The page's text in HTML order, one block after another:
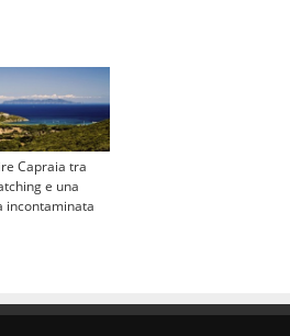
Capraia tra
e una
incontaminata